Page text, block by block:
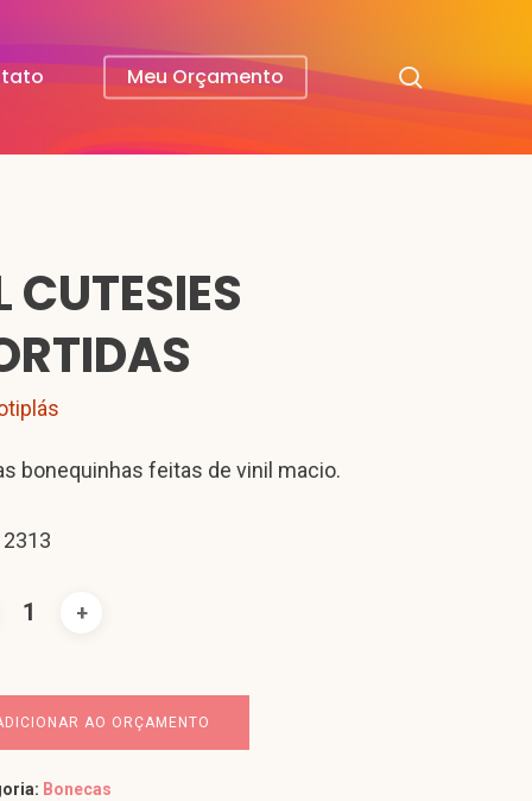
Meu Orçamento
CUTESIES
bonequinhas feitas de vinil macio.
2313
AO ORÇAMENTO
Bonecas